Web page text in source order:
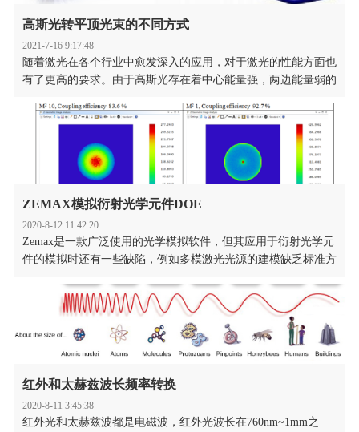
高斯光转平顶光束的不同方式
2021-7-16 9:17:48
随着激光在各个行业中愈发深入的应用，对于激光的性能方面也
有了更高的要求。由于高斯光存在着中心能量强，两边能量弱的
在光束整形方面，能产生平顶光束的器件很多，比如衍射光学元
件（DOE），微透镜阵列，非球面透镜组，多边形匀化棒等。
ZEMAX模拟衍射光学元件DOE
2020-8-12 11:42:20
Zemax是一款广泛使用的光学模拟软件，但其应用于衍射光学元
件的模拟时还有一些缺陷，例如多模激光光源的建模缺乏标准方
通过应用散射模型来模拟和优化Zemax™中的单模和多模激光
器。利用这种方法可以使用几何光线跟踪来实现类似物理光学的
结果，实现各种情况下衍射光学元件Zemax建模。
红外和太赫兹波长频率转换
2020-8-11 3:45:38
红外光和太赫兹波都是电磁波，红外光波长在760nm~1mm之